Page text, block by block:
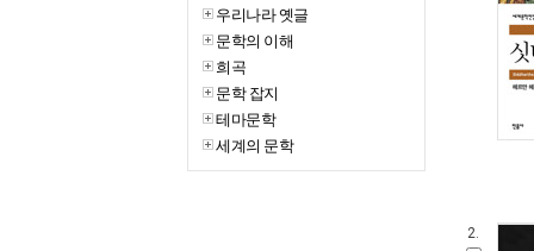
우리나라 옛글
문학의 이해
희곡
문학 잡지
테마문학
세계의 문학
2.